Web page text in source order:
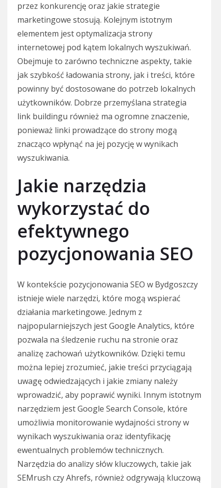
przez konkurencję oraz jakie strategie
marketingowe stosują. Kolejnym istotnym
elementem jest optymalizacja strony
internetowej pod kątem lokalnych wyszukiwań.
Obejmuje to zarówno techniczne aspekty, takie
jak szybkość ładowania strony, jak i treści, które
powinny być dostosowane do potrzeb lokalnych
użytkowników. Dobrze przemyślana strategia
link buildingu również ma ogromne znaczenie,
ponieważ linki prowadzące do strony mogą
znacząco wpłynąć na jej pozycję w wynikach
wyszukiwania.
Jakie narzędzia
wykorzystać do
efektywnego
pozycjonowania SEO
W kontekście pozycjonowania SEO w Bydgoszczy
istnieje wiele narzędzi, które mogą wspierać
działania marketingowe. Jednym z
najpopularniejszych jest Google Analytics, które
pozwala na śledzenie ruchu na stronie oraz
analizę zachowań użytkowników. Dzięki temu
można lepiej zrozumieć, jakie treści przyciągają
uwagę odwiedzających i jakie zmiany należy
wprowadzić, aby poprawić wyniki. Innym istotnym
narzędziem jest Google Search Console, które
umożliwia monitorowanie wydajności strony w
wynikach wyszukiwania oraz identyfikację
ewentualnych problemów technicznych.
Narzędzia do analizy słów kluczowych, takie jak
SEMrush czy Ahrefs, również odgrywają kluczową